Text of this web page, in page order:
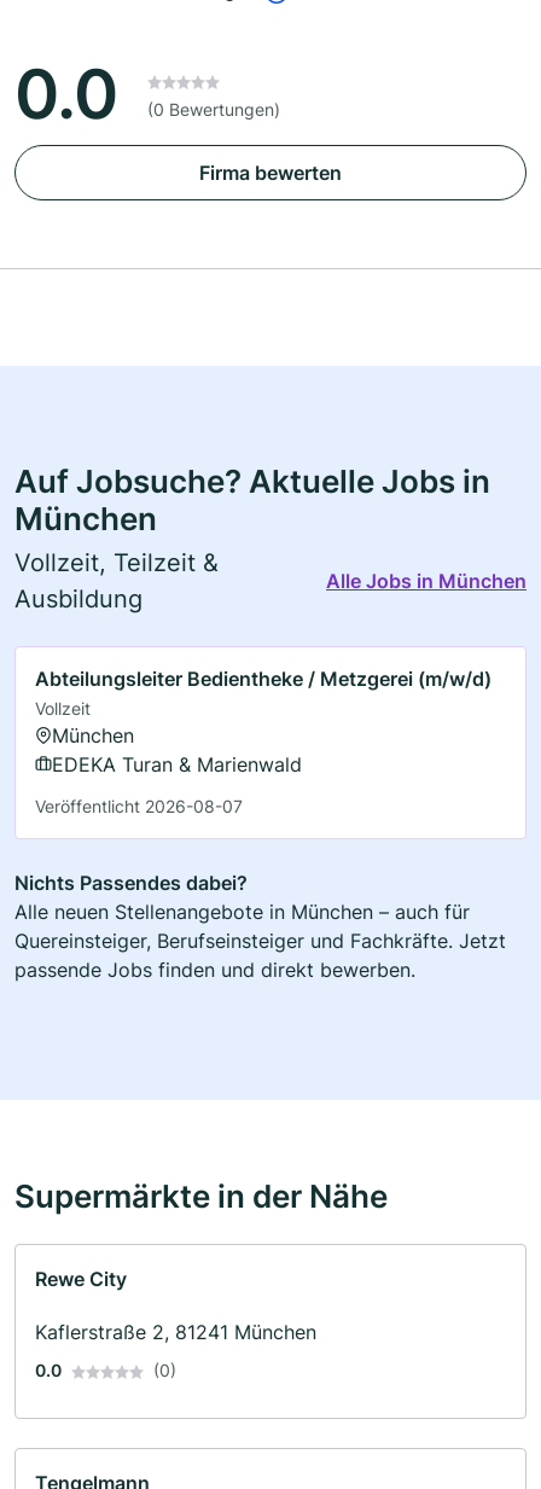
0.0 (0 Bewertungen)
Firma bewerten
Auf Jobsuche? Aktuelle Jobs in
München
Vollzeit, Teilzeit &
Ausbildung
Alle Jobs in München
Abteilungsleiter Bedientheke / Metzgerei (m/w/d)
Vollzeit
München
EDEKA Turan & Marienwald
Veröffentlicht 2026-08-07
Nichts Passendes dabei?
Alle neuen Stellenangebote in München – auch für
Quereinsteiger, Berufseinsteiger und Fachkräfte. Jetzt
passende Jobs finden und direkt bewerben.
Supermärkte in der Nähe
Rewe City
Kaflerstraße 2, 81241 München
0.0 (0)
Tengelmann